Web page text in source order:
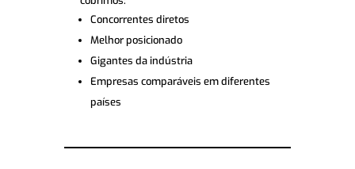
Concorrentes diretos
Melhor posicionado
Gigantes da indústria
Empresas comparáveis ​​em diferentes
países